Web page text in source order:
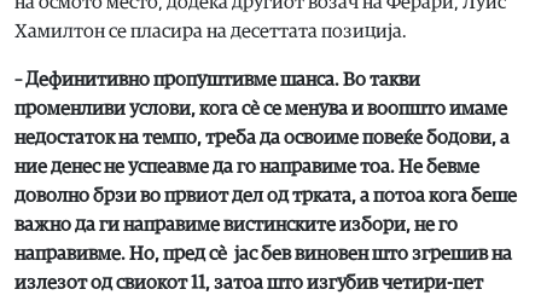
Хамилтон се пласира на десеттата позиција.
– Дефинитивно пропуштивме шанса. Во такви
променливи услови, кога сè се менува и воопшто имаме
недостаток на темпо, треба да освоиме повеќе бодови, а
ние денес не успеавме да го направиме тоа. Не бевме
доволно брзи во првиот дел од трката, а потоа кога беше
важно да ги направиме вистинските избори, не го
направивме. Но, пред сè јас бев виновен што згрешив на
излезот од свиокот 11, затоа што изгубив четири-пет